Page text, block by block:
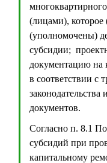
(лицами),
(уполномочены)
субсидии;
документацию на
в соответствии с
документов.
Согласно п. 8.1
субсидий при
капитальному